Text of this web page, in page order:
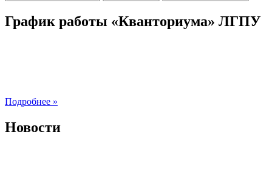
График работы «Кванториума» ЛГПУ
Подробнее »
Новости